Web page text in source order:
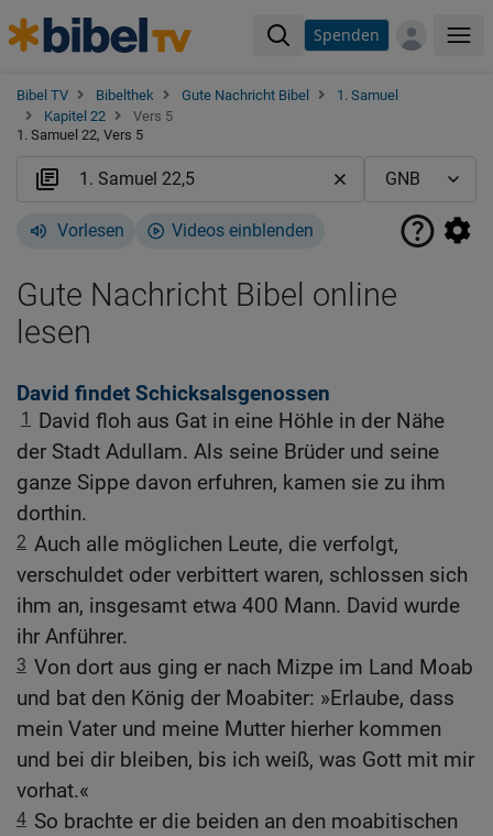
Spenden
Bibel TV Bibelthek Gute Nachricht Bibel
1. Samuel
Kapitel 22
Vers 5
1. Samuel 22, Vers 5
Vorlesen Videos einblenden
Gute Nachricht Bibel online
lesen
David findet Schicksalsgenossen
1
David floh aus Gat in eine Höhle in der Nähe
der Stadt Adullam. Als seine Brüder und seine
ganze Sippe davon erfuhren, kamen sie zu ihm
dorthin.
2 Auch alle möglichen Leute, die verfolgt,
verschuldet oder verbittert waren, schlossen sich
ihm an, insgesamt etwa 400 Mann. David wurde
ihr Anführer.
3 Von dort aus ging er nach Mizpe im Land Moab
und bat den König der Moabiter: »Erlaube, dass
mein Vater und meine Mutter hierher kommen
und bei dir bleiben, bis ich weiß, was Gott mit mir
vorhat.«
4 So brachte er die beiden an den moabitischen